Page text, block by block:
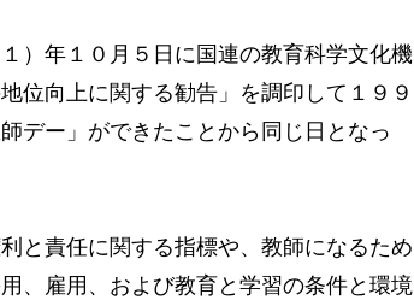
）年１０月５日に国連の教育科学文化機
位向上に関する勧告」を調印して１９９
デー」ができたことから同じ日となっ
と責任に関する指標や、教師になるため
、雇用、および教育と学習の条件と環境